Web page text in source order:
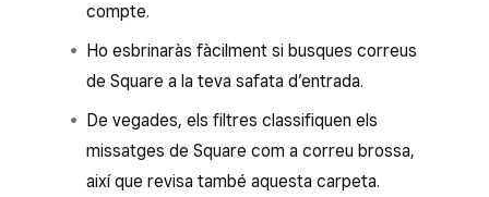
compte.
Ho esbrinaràs fàcilment si busques correus
de Square a la teva safata d’entrada.
De vegades, els filtres classifiquen els
missatges de Square com a correu brossa,
així que revisa també aquesta carpeta.